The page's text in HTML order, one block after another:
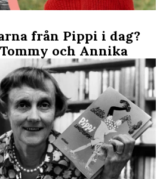
från Pippi i dag?
och Annika